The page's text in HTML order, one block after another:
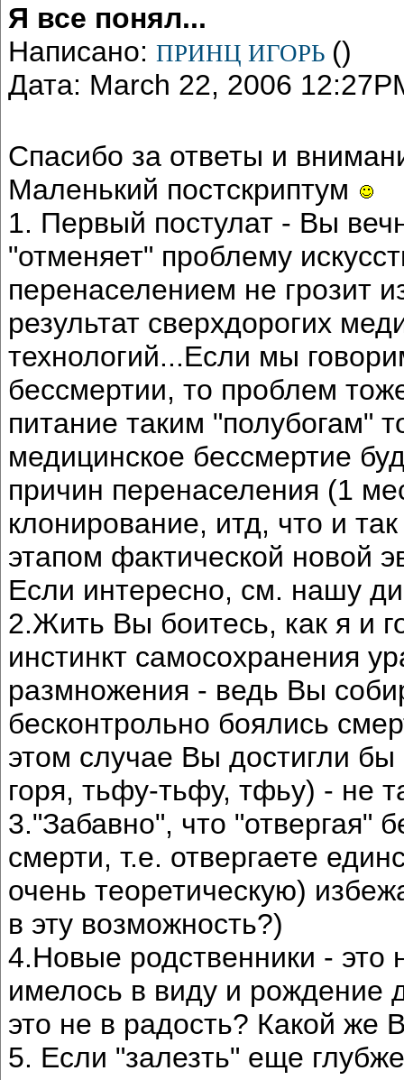
Я все понял...
Написано: ПРИНЦ ИГОРЬ ()
Дата: March 22, 2006
Спасибо за ответы и
Маленький постскриптум
1. Первый постулат - Вы
"отменяет" проблему
перенаселением не грозит
результат сверхдорогих
технологий...Если мы
бессмертии, то проблем
питание таким "полубогам"
медицинское бессмертие
причин перенаселения (1
клонирование, итд, что и
этапом фактической новой
Если интересно, см. нашу
2.Жить Вы боитесь, как я и
инстинкт самосохранения
размножения - ведь Вы
бесконтрольно боялись
этом случае Вы достигли
горя, тьфу-тьфу, тфьу) - не
3."Забавно", что "отвергая"
смерти, т.е. отвергаете
очень теоретическую)
в эту возможность?)
4.Новые родственники - это
имелось в виду и рождение
это не в радость? Какой же
5. Если "залезть" еще